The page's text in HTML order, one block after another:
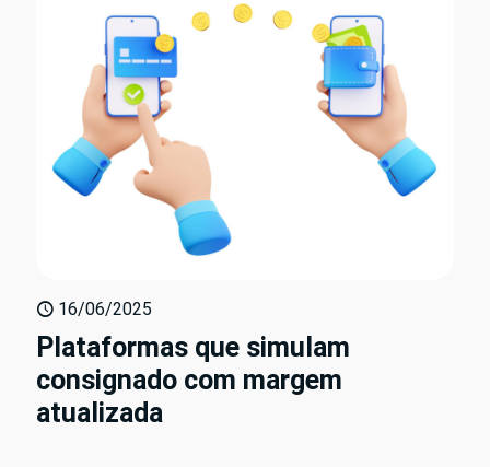
16/06/2025
Plataformas que simulam
consignado com margem
atualizada